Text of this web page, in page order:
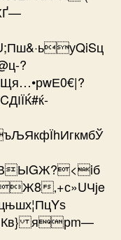
?
‚+с»UЧјe
ярm—